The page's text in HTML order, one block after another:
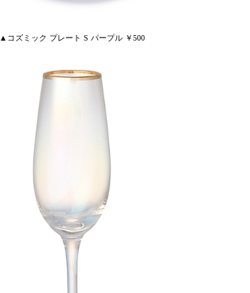
▲コズミック プレート S パープル ￥500